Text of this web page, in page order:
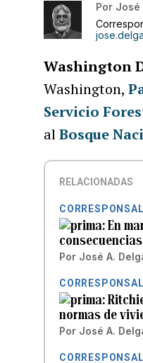
Por José
Washington
Washington,
Servicio
alBosque
RELACIONADAS
En
Por José A.
normas de
Por José A.